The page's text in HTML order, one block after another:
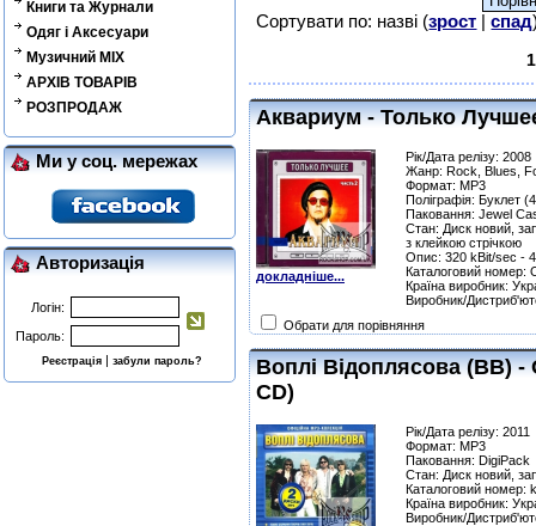
Книги та Журнали
Одяг і Аксесуари
Музичний MIX
АРХІВ ТОВАРІВ
РОЗПРОДАЖ
Ми у соц. мережах
Авторизація
Логін:
Пароль:
Реєстрація |забули пароль?
Сортувати по: назві (зрост |спад
1
Аквариум - Только
докладніше...
Рік/Дата релізу: 2008
Жанр: Rock, Blues,
Формат: MP3
Поліграфія: Буклет
Паковання: Jewel
Стан: Диск новий,
з клейкою стрічкою
Опис: 320 kBit/sec -
Каталоговий номер:
Країна виробник:
Виробник/
Обрати для порівняння
Воплі Відоплясова (ВВ) -
CD)
Рік/Дата релізу: 2011
Формат: MP3
Паковання: DigiPack
Стан: Диск новий,
Каталоговий номер:
Країна виробник:
Виробник/